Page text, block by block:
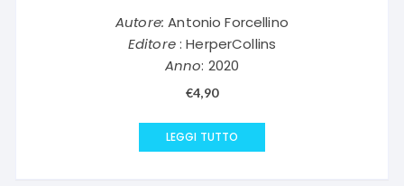
Autore: Antonio Forcellino
Editore: HerperCollins
Anno: 2020
€4,90
LEGGI TUTTO